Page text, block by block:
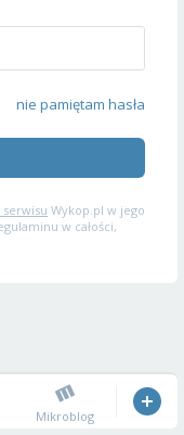
nie pamiętam hasła
serwisu Wykop.pl w jego
w całości,
Mikroblog